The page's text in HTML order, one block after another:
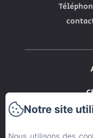
Notre site
Nous utilisons des